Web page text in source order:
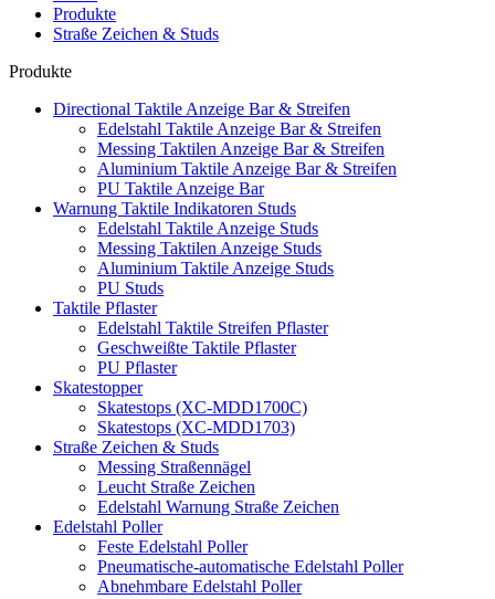
Produkte
Straße Zeichen & Studs
Produkte
Directional Taktile Anzeige Bar & Streifen
Edelstahl Taktile Anzeige Bar & Streifen
Messing Taktilen Anzeige Bar & Streifen
Aluminium Taktile Anzeige Bar & Streifen
PU Taktile Anzeige Bar
Warnung Taktile Indikatoren Studs
Edelstahl Taktile Anzeige Studs
Messing Taktilen Anzeige Studs
Aluminium Taktile Anzeige Studs
PU Studs
Taktile Pflaster
Edelstahl Taktile Streifen Pflaster
Geschweißte Taktile Pflaster
PU Pflaster
Skatestopper
Skatestops (XC-MDD1700C)
Skatestops (XC-MDD1703)
Straße Zeichen & Studs
Messing Straßennägel
Leucht Straße Zeichen
Edelstahl Warnung Straße Zeichen
Edelstahl Poller
Feste Edelstahl Poller
Pneumatische-automatische Edelstahl Poller
Abnehmbare Edelstahl Poller